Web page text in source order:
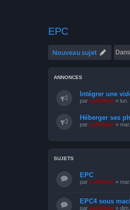
EPC
Nouveau sujet
ANNONCES
Intégrer une
par LeKiffeur » lun.
Héberger ses
par LeKiffeur »
SUJETS
EPC
par LeKiffeur »
EPC4 sous
par LeKiffeur »